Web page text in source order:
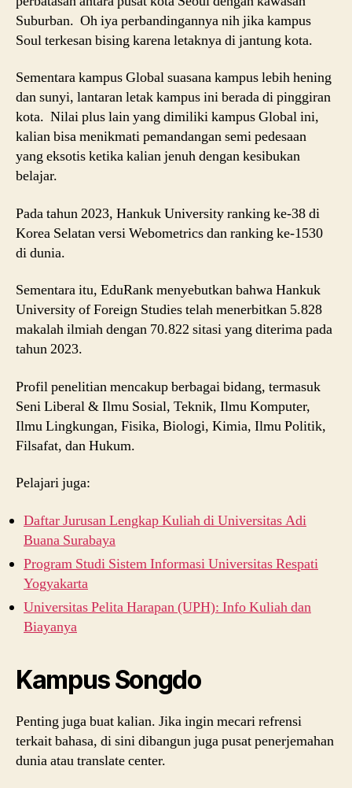
Suburban. Oh iya perbandingannya nih jika kampus
Soul terkesan bising karena letaknya di jantung kota.
Sementara kampus Global suasana kampus lebih hening
dan sunyi, lantaran letak kampus ini berada di pinggiran
kota. Nilai plus lain yang dimiliki kampus Global ini,
kalian bisa menikmati pemandangan semi pedesaan
yang eksotis ketika kalian jenuh dengan kesibukan
belajar.
Pada tahun 2023, Hankuk University ranking ke-38 di
Korea Selatan versi Webometrics dan ranking ke-1530
di dunia.
Sementara itu, EduRank menyebutkan bahwa Hankuk
University of Foreign Studies telah menerbitkan 5.828
makalah ilmiah dengan 70.822 sitasi yang diterima pada
tahun 2023.
Profil penelitian mencakup berbagai bidang, termasuk
Seni Liberal & Ilmu Sosial, Teknik, Ilmu Komputer,
Ilmu Lingkungan, Fisika, Biologi, Kimia, Ilmu Politik,
Filsafat, dan Hukum.
Pelajari juga:
Daftar Jurusan Lengkap Kuliah di Universitas Adi
Buana Surabaya
Program Studi Sistem Informasi Universitas Respati
Yogyakarta
Universitas Pelita Harapan (UPH): Info Kuliah dan
Biayanya
Kampus Songdo
Penting juga buat kalian. Jika ingin mecari refrensi
terkait bahasa, di sini dibangun juga pusat penerjemahan
dunia atau translate center.